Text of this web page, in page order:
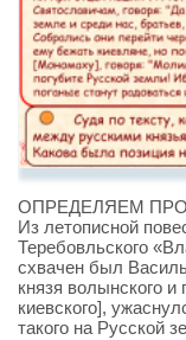
ОПРЕДЕЛЯЕМ
Из летописной
Теребовльского
схвачен был
князя волынского и
киевского],
такого на Русской